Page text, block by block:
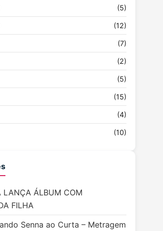
(5)
(12)
(7)
(2)
(5)
(15)
(4)
(10)
LANÇA ÁLBUM COM
FILHA
Senna ao Curta – Metragem